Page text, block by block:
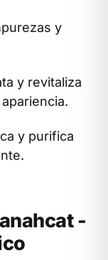
y
y revitaliza
y purifica
-